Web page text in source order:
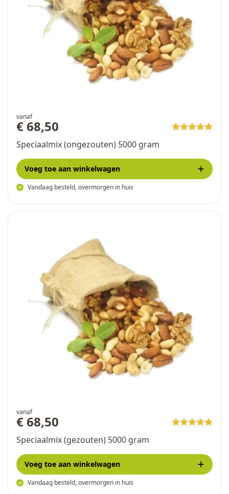
vanaf
€ 68,50
Speciaalmix (ongezouten) 5000 gram
Vandaag besteld, overmorgen in huis
Voeg toe aan winkelwagen
vanaf
€ 68,50
Speciaalmix (gezouten) 5000 gram
Vandaag besteld, overmorgen in huis
Voeg toe aan winkelwagen